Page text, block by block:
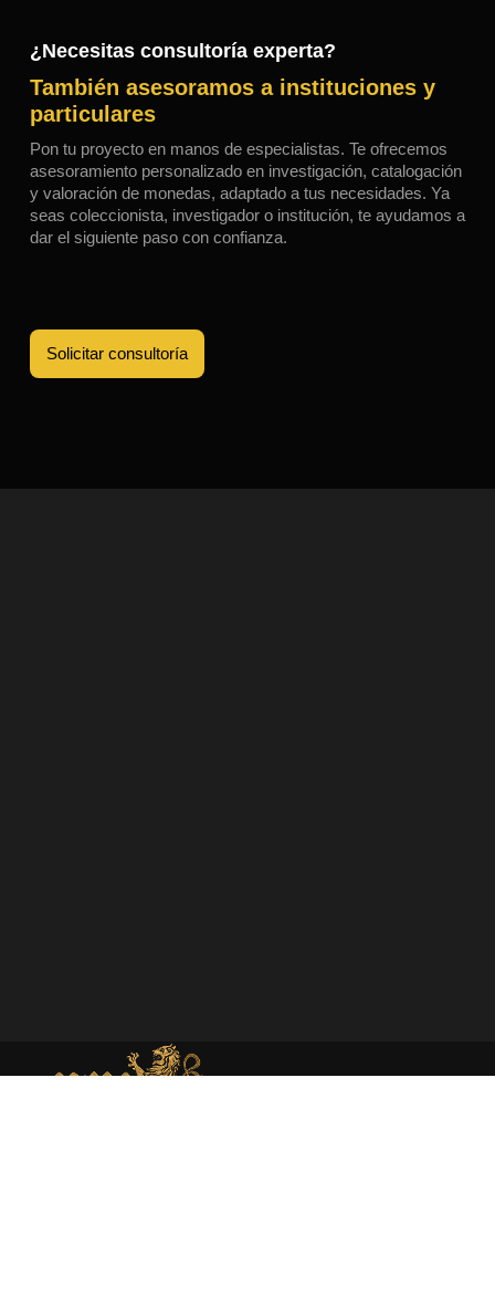
¿Necesitas consultoría experta?
También asesoramos a instituciones y
particulares
Pon tu proyecto en manos de especialistas. Te ofrecemos
asesoramiento personalizado en investigación, catalogación
y valoración de monedas, adaptado a tus necesidades. Ya
seas coleccionista, investigador o institución, te ayudamos a
dar el siguiente paso con confianza.
Solicitar consultoría